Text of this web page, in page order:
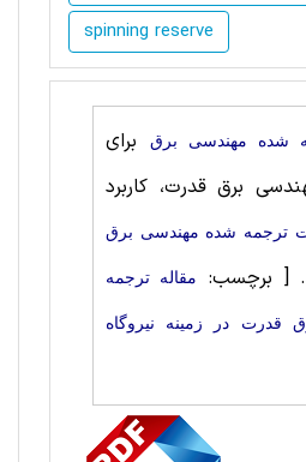
spinning reserve
شده مهندسی برق
برای
برق قدرت، کاربرد
ترجمه شده مهندسی برق
[ برچسب: مقاله ترجمه
قدرت در زمینه نیروگاه